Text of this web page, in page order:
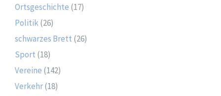
Ortsgeschichte (17)
Politik(26)
schwarzes Brett (26)
Sport (18)
Vereine (142)
Verkehr(18)